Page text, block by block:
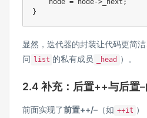
    node
= node-> _next ;
}
显然，迭代器的封装让代码更简
问 list 的私有成员 _head ）。
2.4 补充：后置++与后置
前面实现了前置++/– （如 ++it ）